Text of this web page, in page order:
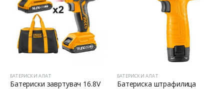
БАТЕРИСКИ АЛАТ
Батериски завртувач 16.8V
БАТЕРИСКИ АЛАТ
Батериска штрафилица